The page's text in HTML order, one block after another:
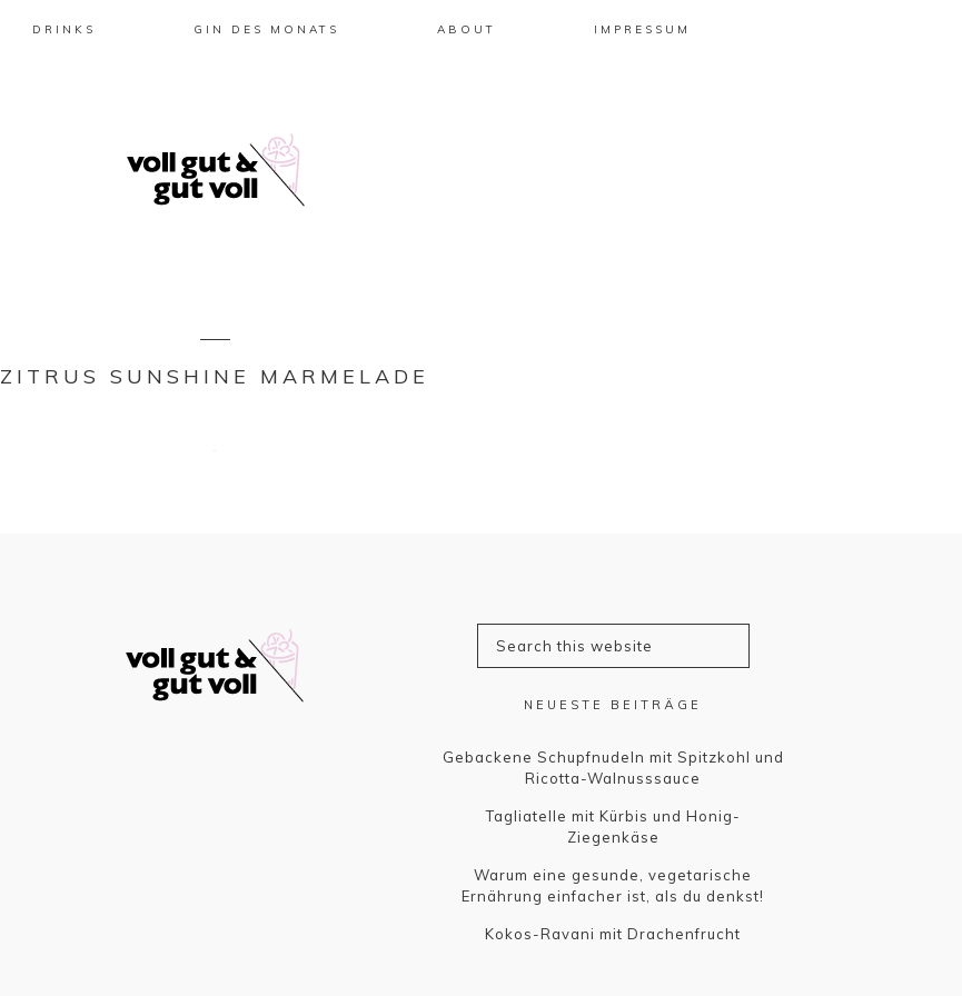
DRINKS GIN DES MONATS ABOUT IMPRESSUM
ZITRUS SUNSHINE MARMELADE
NEUESTE BEITRÄGE
Gebackene Schupfnudeln mit Spitzkohl und
Ricotta-Walnusssauce
Tagliatelle mit Kürbis und Honig-
Ziegenkäse
Warum eine gesunde, vegetarische
Ernährung einfacher ist, als du denkst!
Kokos-Ravani mit Drachenfrucht